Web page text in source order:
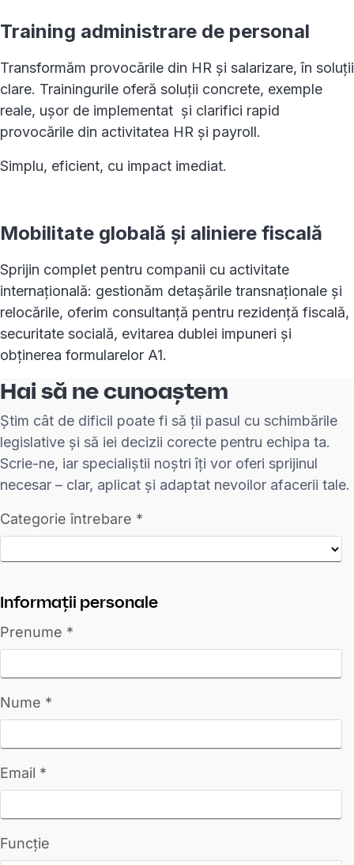
Training administrare de personal
Transformăm provocările din HR și salarizare, în soluții
clare. Trainingurile oferă soluții concrete, exemple
reale, ușor de implementat și clarifici rapid
provocările din activitatea HR și payroll.
Simplu, eficient, cu impact imediat.
Mobilitate globală și aliniere fiscală
Sprijin complet pentru companii cu activitate
internațională: gestionăm detașările transnaționale și
relocările, oferim consultanță pentru rezidență fiscală,
securitate socială, evitarea dublei impuneri și
obținerea formularelor A1.
Hai să ne cunoaștem
Știm cât de dificil poate fi să ții pasul cu schimbările
legislative și să iei decizii corecte pentru echipa ta.
Scrie-ne, iar specialiștii noștri îți vor oferi sprijinul
necesar – clar, aplicat și adaptat nevoilor afacerii tale.